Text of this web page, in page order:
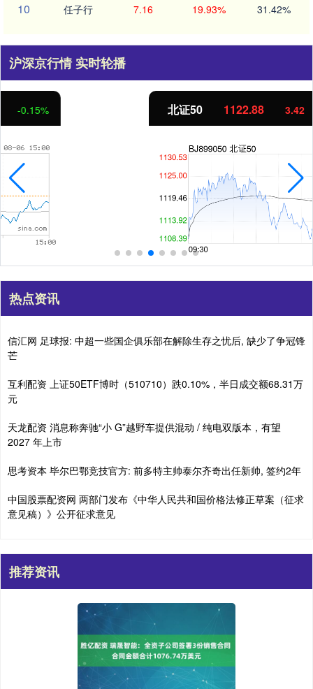
10 任子行 7.16 19.93% 31.42%
沪深京行情 实时轮播
3.42 0.30%
热点资讯
信汇网 足球报: 中超一些国企俱乐部在解除生存之忧后, 缺少了争冠锋
芒
互利配资 上证50ETF博时（510710）跌0.10%，半日成交额68.31万
元
天龙配资 消息称奔驰“小 G”越野车提供混动 / 纯电双版本，有望
2027 年上市
思考资本 毕尔巴鄂竞技官方: 前多特主帅泰尔齐奇出任新帅, 签约2年
中国股票配资网 两部门发布《中华人民共和国价格法修正草案（征求
意见稿）》公开征求意见
推荐资讯